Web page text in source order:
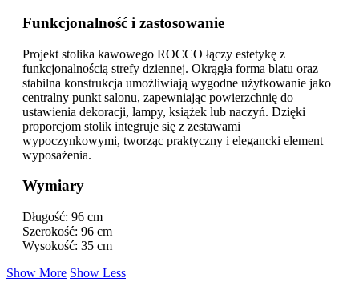
Funkcjonalność i zastosowanie
Projekt stolika kawowego ROCCO łączy estetykę z
funkcjonalnością strefy dziennej. Okrągła forma blatu oraz
stabilna konstrukcja umożliwiają wygodne użytkowanie jako
centralny punkt salonu, zapewniając powierzchnię do
ustawienia dekoracji, lampy, książek lub naczyń. Dzięki
proporcjom stolik integruje się z zestawami
wypoczynkowymi, tworząc praktyczny i elegancki element
wyposażenia.
Wymiary
Długość: 96 cm
Szerokość: 96 cm
Wysokość: 35 cm
Show More Show Less